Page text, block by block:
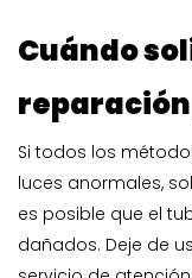
Cuándo
Si todos los
luces anormales,
es posible que el
dañados. Deje de